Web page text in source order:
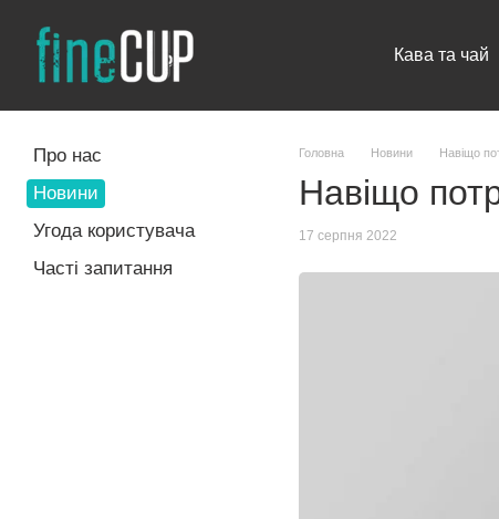
Кава та чай
Головна Новини Навіщо
Навіщо
17 серпня 2022
Про нас
Новини
Угода користувача
Часті запитання